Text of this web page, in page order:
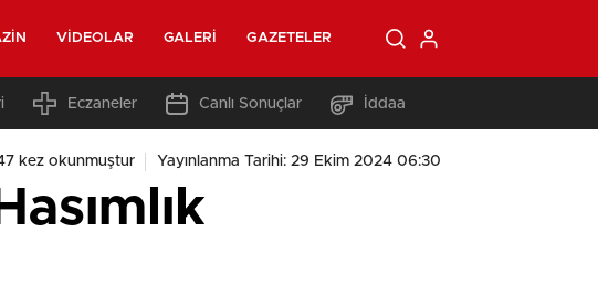
VIDEOLAR GALERI GAZETELER
Eczaneler Canlı Sonuçlar İddaa
kez okunmuştur Yayınlanma Tarihi: 29 Ekim 2024 06:30